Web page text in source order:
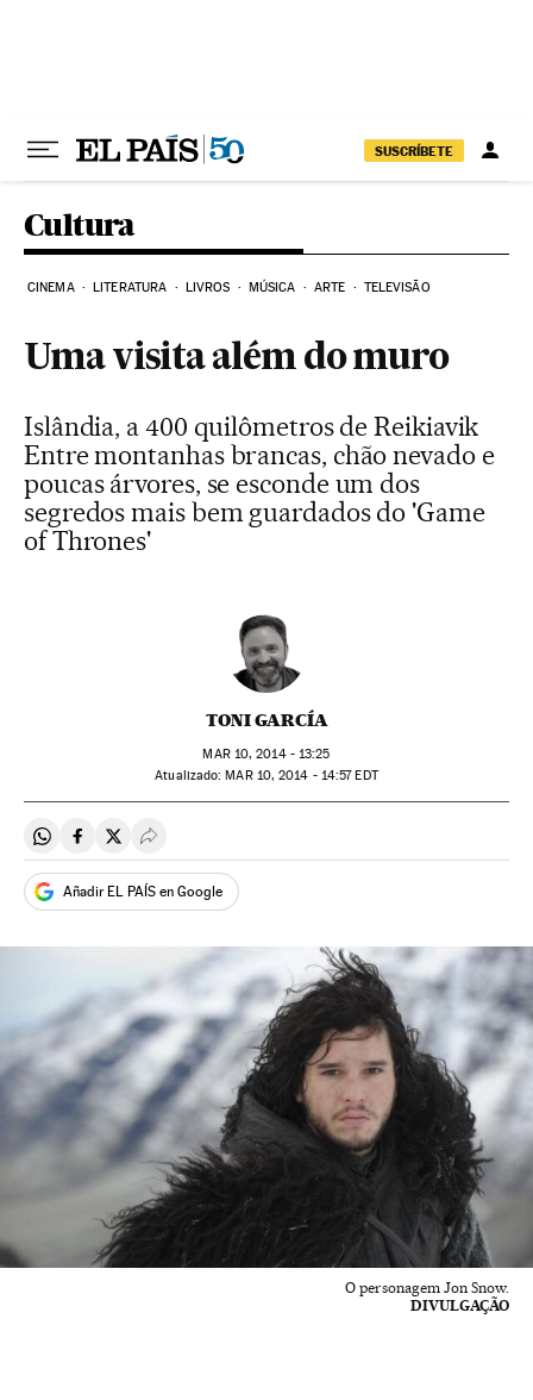
SUSCRÍBETE
Cultura
CINEMA LITERATURA LIVROS MÚSICA ARTE TELEVISÃO
Uma visita além do muro
Islândia, a 400 quilômetros de Reikiavik
Entre montanhas brancas, chão nevado e
poucas árvores, se esconde um dos
segredos mais bem guardados do 'Game
of Thrones'
TONI GARCÍA
MAR10, 2014 - 13:25
atualizado: MAR10, 2014 - 14:57EDT
Compartir en Whatsapp
Compartir en Facebook
Compartir en Twitter
Desplegar Redes Sociales
Añadir EL PAÍS en Google
O personagem Jon Snow.
DIVULGAÇÃO